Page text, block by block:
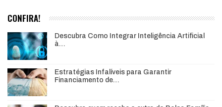
CONFIRA!
Descubra Como Integrar Inteligência Artificial
à…
Estratégias Infalíveis para Garantir
Financiamento de…